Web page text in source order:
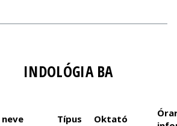
INDOLÓGIA BA
Típus Oktató